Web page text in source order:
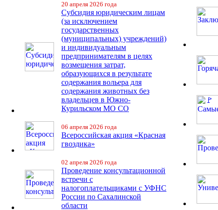
20 апреля 2026 года
Субсидия юридическим лицам
(за исключением
государственных
(муниципальных) учреждений)
и индивидуальным
предпринимателям в целях
возмещения затрат,
образующихся в результате
содержания вольера для
содержания животных без
владельцев в Южно-
Курильском МО СО
06 апреля 2026 года
Всероссийская акция «Красная
гвоздика»
02 апреля 2026 года
Проведение консультационной
встречи с
налогоплательщиками с УФНС
России по Сахалинской
области